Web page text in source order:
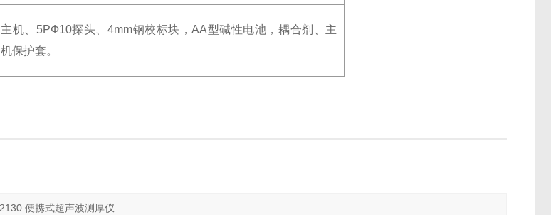
主机、5PФ10探头、4mm钢校标块，AA型碱性电池，耦合剂、主
机保护套。